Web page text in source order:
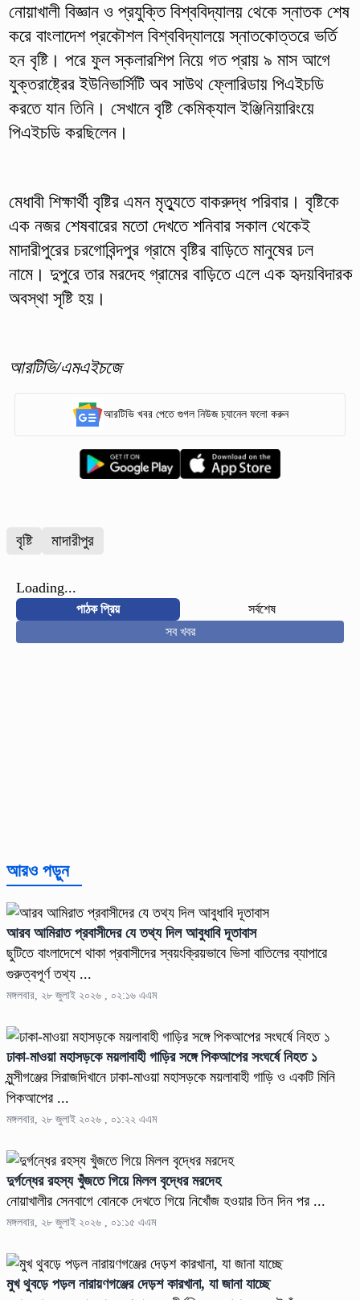
নোয়াখালী বিজ্ঞান ও প্রযুক্তি বিশ্ববিদ্যালয় থেকে স্নাতক শেষ
করে বাংলাদেশ প্রকৌশল বিশ্ববিদ্যালয়ে স্নাতকোত্তরে ভর্তি
হন বৃষ্টি। পরে ফুল স্কলারশিপ নিয়ে গত প্রায় ৯ মাস আগে
যুক্তরাষ্ট্রের ইউনিভার্সিটি অব সাউথ ফ্লোরিডায় পিএইচডি
করতে যান তিনি। সেখানে বৃষ্টি কেমিক্যাল ইঞ্জিনিয়ারিংয়ে
পিএইচডি করছিলেন।
মেধাবী শিক্ষার্থী বৃষ্টির এমন মৃত্যুতে বাকরুদ্ধ পরিবার। বৃষ্টিকে
এক নজর শেষবারের মতো দেখতে শনিবার সকাল থেকেই
মাদারীপুরের চরগোবিন্দপুর গ্রামে বৃষ্টির বাড়িতে মানুষের ঢল
নামে। দুপুরে তার মরদেহ গ্রামের বাড়িতে এলে এক হৃদয়বিদারক
অবস্থা সৃষ্টি হয়।
আরটিভি/এমএইচজে
আরটিভি খবর পেতে গুগল নিউজ চ্যানেল ফলো করুন
বৃষ্টি মাদারীপুর
Loading...
পাঠক প্রিয়
সর্বশেষ
সব খবর
আরও পড়ুন
আরব আমিরাত প্রবাসীদের যে তথ্য দিল আবুধাবি দূতাবাস
ছুটিতে বাংলাদেশে থাকা প্রবাসীদের স্বয়ংক্রিয়ভাবে ভিসা বাতিলের ব্যাপারে
গুরুত্বপূর্ণ তথ্য ...
মঙ্গলবার, ২৮ জুলাই ২০২৬ , ০২:১৬ এএম
ঢাকা-মাওয়া মহাসড়কে ময়লাবাহী গাড়ির সঙ্গে পিকআপের সংঘর্ষে নিহত ১
মুন্সীগঞ্জের সিরাজদিখানে ঢাকা-মাওয়া মহাসড়কে ময়লাবাহী গাড়ি ও একটি মিনি
পিকআপের ...
মঙ্গলবার, ২৮ জুলাই ২০২৬ , ০১:২২ এএম
দুর্গন্ধের রহস্য খুঁজতে গিয়ে মিলল বৃদ্ধের মরদেহ
নোয়াখালীর সেনবাগে বোনকে দেখতে গিয়ে নিখোঁজ হওয়ার তিন দিন পর ...
মঙ্গলবার, ২৮ জুলাই ২০২৬ , ০১:১৫ এএম
মুখ থুবড়ে পড়ল নারায়ণগঞ্জের দেড়শ কারখানা, যা জানা যাচ্ছে